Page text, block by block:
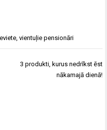
,vientuļie pensionāri
3 produkti, kurus nedrīkst ēst
nākamajā dienā!